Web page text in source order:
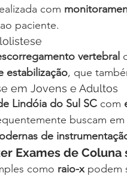
com
paciente.
vertebral
estabilização, que
em Jovens e Adultos
Lindóia do Sul SC com
buscam
de
Exames de
como raio-x podem